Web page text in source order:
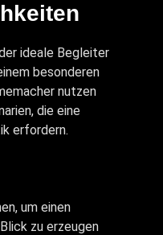
ideale Begleiter
besonderen
nutzen
die eine
erfordern.
um einen
zu erzeugen